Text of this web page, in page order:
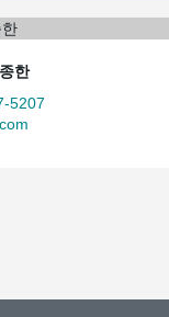
한
5207